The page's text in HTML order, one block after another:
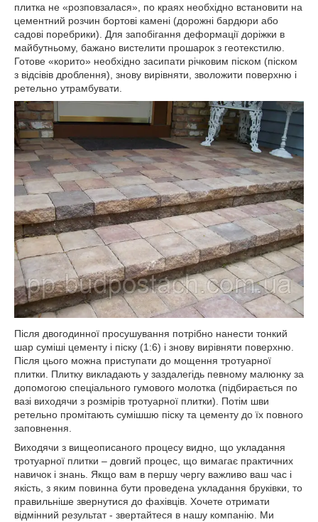
плитка не «розповзалася», по краях необхідно встановити на
цементний розчин бортові камені (дорожні бардюри або
садові поребрики). Для запобігання деформації доріжки в
майбутньому, бажано вистелити прошарок з геотекстилю.
Готове «корито» необхідно засипати річковим піском (піском
з відсівів дроблення), знову вирівняти, зволожити поверхню і
ретельно утрамбувати.
Після двогодинної просушування потрібно нанести тонкий
шар суміші цементу і піску (1:6) і знову вирівняти поверхню.
Після цього можна приступати до мощення тротуарної
плитки. Плитку викладають у заздалегідь певному малюнку за
допомогою спеціального гумового молотка (підбирається по
вазі виходячи з розмірів тротуарної плитки). Потім шви
ретельно промітають сумішшю піску та цементу до їх повного
заповнення.
Виходячи з вищеописаного процесу видно, що укладання
тротуарної плитки – довгий процес, що вимагає практичних
навичок і знань. Якщо вам в першу чергу важливо ваш час і
якість, з яким повинна бути проведена укладання бруківки, то
правильніше звернутися до фахівців. Хочете отримати
відмінний результат - звертайтеся в нашу компанію. Ми